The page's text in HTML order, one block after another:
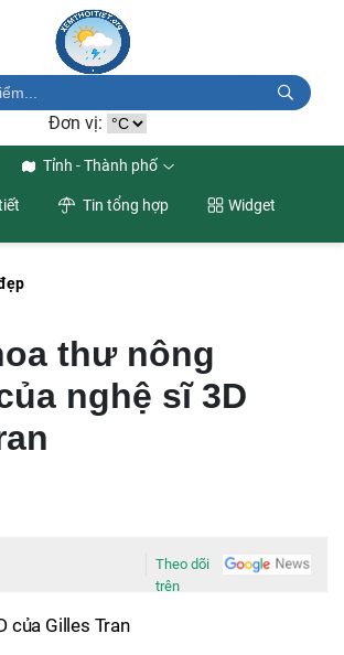
Đơn vị:
Tỉnh - Thành phố
Tin tổng hợp Widget
thư nông
nghệ sĩ 3D
Theo dõi
trên
của Gilles Tran